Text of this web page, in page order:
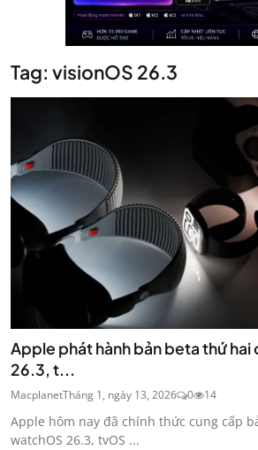
Tag: visionOS 26.3
Apple phát hành bản beta thứ hai
26.3, t...
MacplanetTháng 1, ngày 13, 2026 0 14
Apple hôm nay đã chính thức cung cấp
watchOS 26.3, tvOS ...